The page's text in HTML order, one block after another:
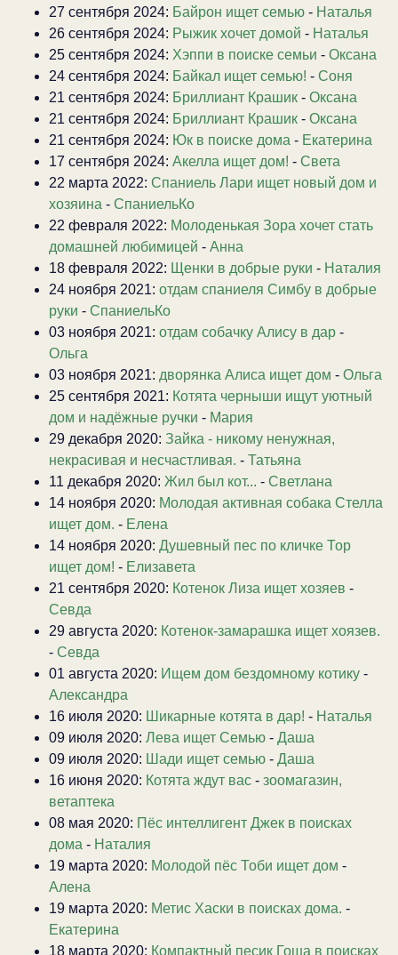
27 сентября 2024: Байрон ищет семью - Наталья
26 сентября 2024: Рыжик хочет домой - Наталья
25 сентября 2024: Хэппи в поиске семьи - Оксана
24 сентября 2024: Байкал ищет семью! - Соня
21 сентября 2024: Бриллиант Крашик - Оксана
21 сентября 2024: Бриллиант Крашик - Оксана
21 сентября 2024: Юк в поиске дома - Екатерина
17 сентября 2024: Акелла ищет дом! - Света
22 марта 2022: Спаниель Лари ищет новый дом и
хозяина - СпаниельКо
22 февраля 2022: Молоденькая Зора хочет стать
домашней любимицей - Анна
18 февраля 2022: Щенки в добрые руки - Наталия
24 ноября 2021: отдам спаниеля Симбу в добрые
руки - СпаниельКо
03 ноября 2021: отдам собачку Алису в дар -
Ольга
03 ноября 2021: дворянка Алиса ищет дом - Ольга
25 сентября 2021: Котята черныши ищут уютный
дом и надёжные ручки - Мария
29 декабря 2020: Зайка - никому ненужная,
некрасивая и несчастливая. - Татьяна
11 декабря 2020: Жил был кот... - Светлана
14 ноября 2020: Молодая активная собака Стелла
ищет дом. - Елена
14 ноября 2020: Душевный пес по кличке Тор
ищет дом! - Елизавета
21 сентября 2020: Котенок Лиза ищет хозяев -
Севда
29 августа 2020: Котенок-замарашка ищет хоязев.
- Севда
01 августа 2020: Ищем дом бездомному котику -
Александра
16 июля 2020: Шикарные котята в дар! - Наталья
09 июля 2020: Лева ищет Семью - Даша
09 июля 2020: Шади ищет семью - Даша
16 июня 2020: Котята ждут вас - зоомагазин,
ветаптека
08 мая 2020: Пёс интеллигент Джек в поисках
дома - Наталия
19 марта 2020: Молодой пёс Тоби ищет дом -
Алена
19 марта 2020: Метис Хаски в поисках дома. -
Екатерина
18 марта 2020: Компактный песик Гоша в поисках